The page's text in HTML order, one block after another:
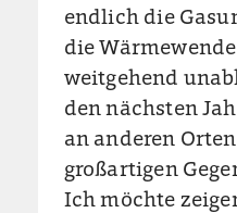
endlich die
die
weitgehend
den nächsten
an anderen
großartigen
Ich möchte